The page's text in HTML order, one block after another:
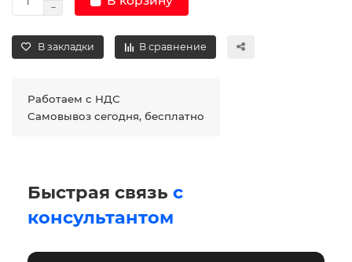
В закладки В сравнение
Работаем с НДС
Самовывоз сегодня, бесплатно
Быстрая связь с
консультантом